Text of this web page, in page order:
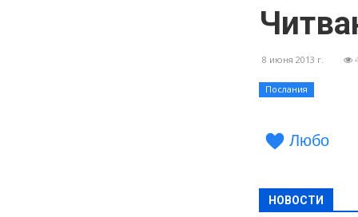
8 июня 2013 г.
Послания
Любо
НОВОСТИ